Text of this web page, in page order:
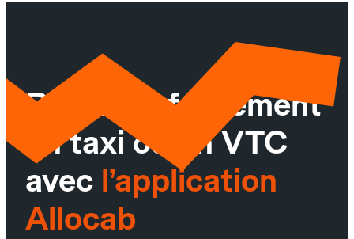
Réservez facilement
un taxi ou un VTC
avec l’application
Allocab